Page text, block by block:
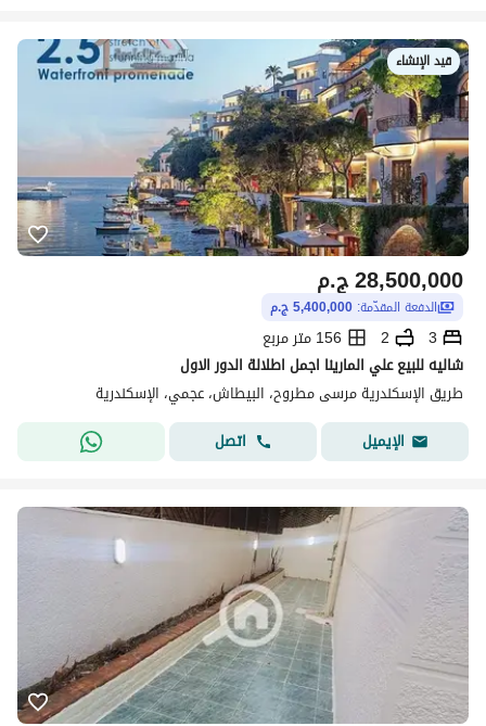
قيد الإنشاء
ج.م28,500,000
الدفعة المقدّمة: 5,400,000 ج.م
3
2
156 متر مربع
شاليه للبيع علي المارينا اجمل اطلالة الدور الاول
طريق الإسكندرية مرسى مطروح، البيطاش، عجمي، الإسكندرية
الإيميل
اتصل